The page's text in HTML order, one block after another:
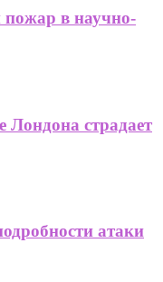
пожар в научно-
Лондона страдает
атаки